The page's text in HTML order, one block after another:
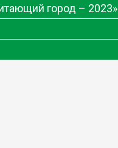
город – 2023»